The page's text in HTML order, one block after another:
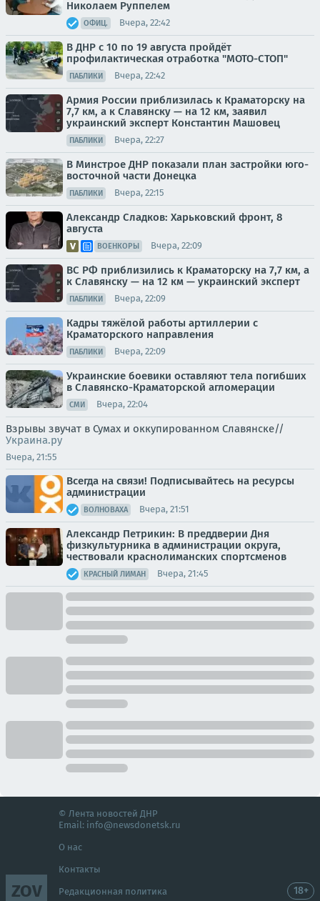
Николаем Руппелем
ОФИЦ. Вчера, 22:42
В ДНР с 10 по 19 августа пройдёт
профилактическая отработка "МОТО-СТОП"
ПАБЛИКИ Вчера, 22:42
Армия России приблизилась к Краматорску на
7,7 км, а к Славянску — на 12 км, заявил
украинский эксперт Константин Машовец
ПАБЛИКИ Вчера, 22:27
В Минстрое ДНР показали план застройки юго-
восточной части Донецка
ПАБЛИКИ Вчера, 22:15
Александр Сладков: Харьковский фронт, 8
августа
ВОЕНКОРЫ Вчера, 22:09
ВС РФ приблизились к Краматорску на 7,7 км, а
к Славянску — на 12 км — украинский эксперт
ПАБЛИКИ Вчера, 22:09
Кадры тяжёлой работы артиллерии с
Краматорского направления
ПАБЛИКИ Вчера, 22:09
Украинские боевики оставляют тела погибших
в Славянско-Краматорской агломерации
СМИ Вчера, 22:04
Взрывы звучат в Сумах и оккупированном Славянске//
Украина.ру
Вчера, 21:55
Всегда на связи! Подписывайтесь на ресурсы
администрации
ВОЛНОВАХА Вчера, 21:51
Александр Петрикин: В преддверии Дня
физкультурника в администрации округа,
чествовали краснолиманских спортсменов
КРАСНЫЙ ЛИМАН Вчера, 21:45
ZOV
© Лента новостей ДНР
Email: info@newsdonetsk.ru
О нас
Контакты
Редакционная политика 18+